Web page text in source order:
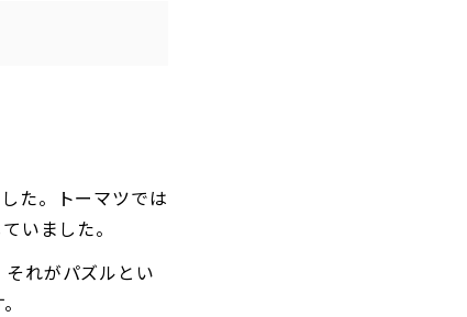
た。
トーマツでは
いました。
それがパズルとい